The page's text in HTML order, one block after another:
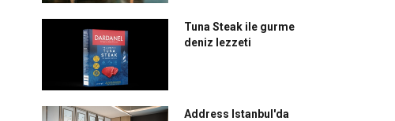
Tuna Steak ile gurme
deniz lezzeti
Address Istanbul'da